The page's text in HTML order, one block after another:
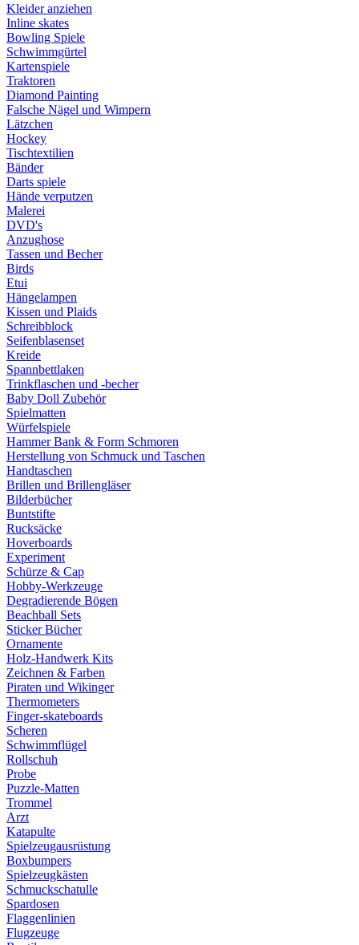
Kleider anziehen
Inline skates
Bowling Spiele
Schwimmgürtel
Kartenspiele
Traktoren
Diamond Painting
Falsche Nägel und Wimpern
Lätzchen
Hockey
Tischtextilien
Bänder
Darts spiele
Hände verputzen
Malerei
DVD's
Anzughose
Tassen und Becher
Birds
Etui
Hängelampen
Kissen und Plaids
Schreibblock
Seifenblasenset
Kreide
Spannbettlaken
Trinkflaschen und -becher
Baby Doll Zubehör
Spielmatten
Würfelspiele
Hammer Bank & Form Schmoren
Herstellung von Schmuck und Taschen
Handtaschen
Brillen und Brillengläser
Bilderbücher
Buntstifte
Rucksäcke
Hoverboards
Experiment
Schürze & Cap
Hobby-Werkzeuge
Degradierende Bögen
Beachball Sets
Sticker Bücher
Ornamente
Holz-Handwerk Kits
Zeichnen & Farben
Piraten und Wikinger
Thermometers
Finger-skateboards
Scheren
Schwimmflügel
Rollschuh
Probe
Puzzle-Matten
Trommel
Arzt
Katapulte
Spielzeugausrüstung
Boxbumpers
Spielzeugkästen
Schmuckschatulle
Spardosen
Flaggenlinien
Flugzeuge